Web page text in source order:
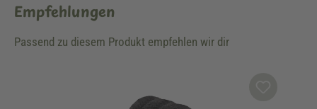
Empfehlungen
Passend zu diesem Produkt empfehlen wir dir